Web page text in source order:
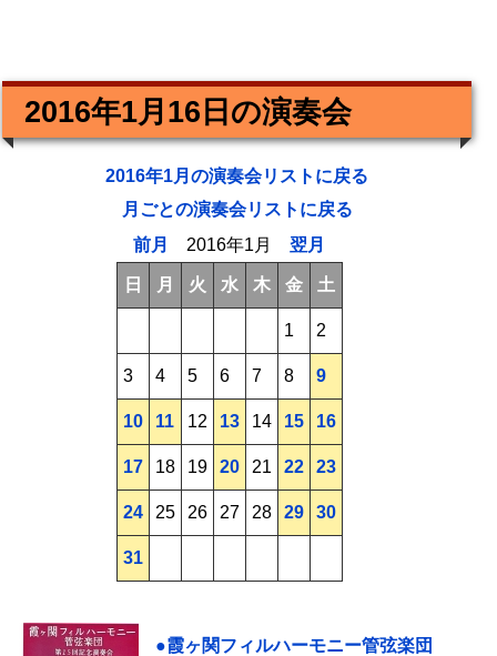
2016年1月16日の演奏会
2016年1月の演奏会リストに戻る
月ごとの演奏会リストに戻る
前月
2016年1月翌月
日 月 火 水 木 金 土
1 2
3 4 5 6 7 8 9
10 11 12 13 14 15 16
17 18 19 20 21 22 23
24 25 26 27 28 29 30
31
●霞ヶ関フィルハーモニー管弦楽団